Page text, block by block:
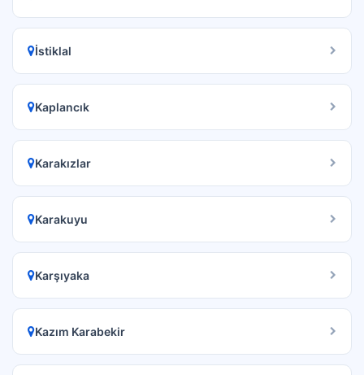
İstiklal
Kaplancık
Karakızlar
Karakuyu
Karşıyaka
Kazım Karabekir